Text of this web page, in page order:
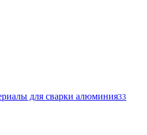
для сварки алюминия33